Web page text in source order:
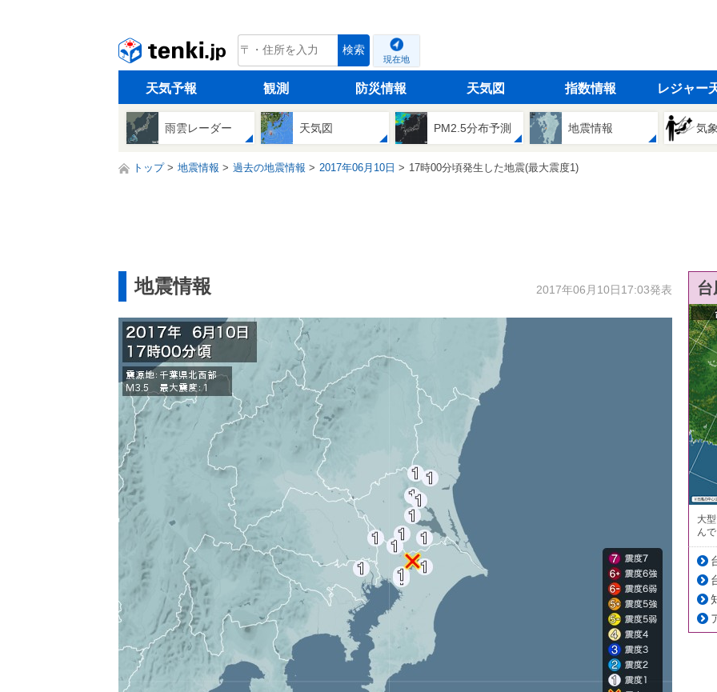
tenki.jp 検索
現在地
天気予報 観測 防災情報 天気図 指数情報 レジャー
雨雲レーダー 天気図 PM2.5分布予測 地震情報 気
トップ 地震情報 過去の地震情報 2017年06月10日 17時00分頃発生した地震(最大震度1)
地震情報 2017年06月10日17:03発表
大
ん